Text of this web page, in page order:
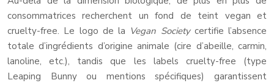
consommatrices recherchent un fond de teint vegan et
cruelty-free. Le logo de la Vegan Societycertifie l’absence
totale d’ingrédients d’origine animale (cire d’abeille, carmin,
lanoline, etc.), tandis que les labels cruelty-free (type
Leaping Bunny ou mentions spécifiques) garantissent